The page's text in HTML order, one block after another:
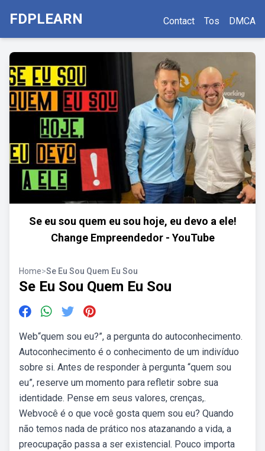
FDPLEARN Contact Tos DMCA
Se eu sou quem eu sou hoje, eu devo a ele!
Change Empreendedor - YouTube
Home>Se Eu Sou Quem Eu Sou
Se Eu Sou Quem Eu Sou
Web“quem sou eu?”, a pergunta do autoconhecimento.
Autoconhecimento é o conhecimento de um indivíduo
sobre si. Antes de responder à pergunta “quem sou
eu”, reserve um momento para refletir sobre sua
identidade. Pense em seus valores, crenças,.
Webvocê é o que você gosta quem sou eu? Quando
não temos nada de prático nos atazanando a vida, a
preocupação passa a ser existencial. Pouco importa